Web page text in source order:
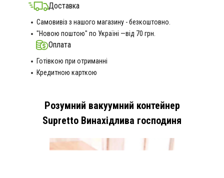
Доставка
Самовивіз з нашого магазину - безкоштовно.
"Новою поштою" по Україні —від 70 грн.
Оплата
Готівкою при отриманні
Кредитною карткою
Розумний вакуумний контейнер
Supretto Винахідлива господиня